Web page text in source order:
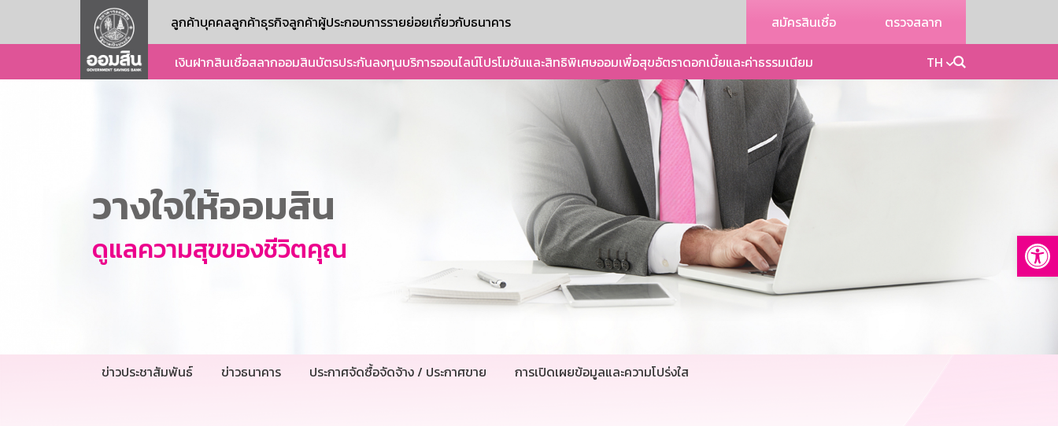
ลูกค้าบุคคลลูกค้าธุรกิจลูกค้าผู้ประกอบการรายย่อยเกี่ยวกับธนาคาร สมัครสินเชื่อ ตรวจสลาก
เงินฝากสินเชื่อสลากออมสินบัตรประกันลงทุนบริการออนไลน์โปรโมชันและสิทธิพิเศษออมเพื่อสุขอัตราดอกเบี้ยและค่าธรรมเนียม TH
วางใจให้ออมสิน
ดูแลความสุขของชีวิตคุณ
ข่าวประชาสัมพันธ์ ข่าวธนาคาร ประกาศจัดซื้อจัดจ้าง / ประกาศขาย การเปิดเผยข้อมูลและความโปร่งใส